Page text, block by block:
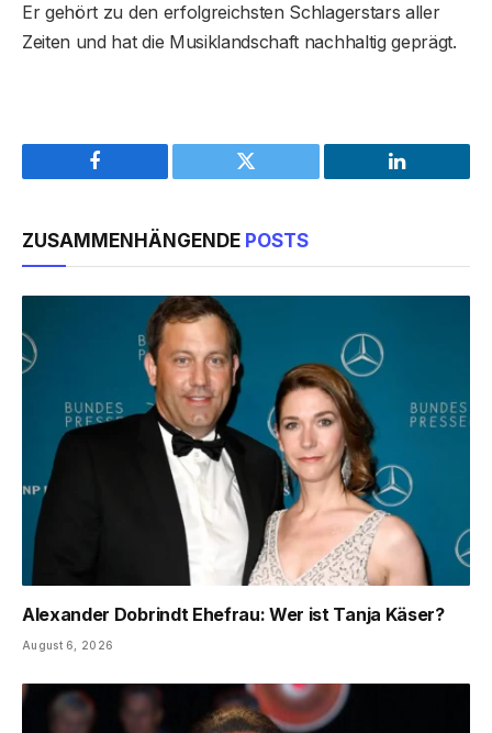
Er gehört zu den erfolgreichsten Schlagerstars aller
Zeiten und hat die Musiklandschaft nachhaltig geprägt.
Facebook Twitter LinkedIn
ZUSAMMENHÄNGENDE POSTS
Alexander Dobrindt Ehefrau: Wer ist Tanja Käser?
August 6, 2026